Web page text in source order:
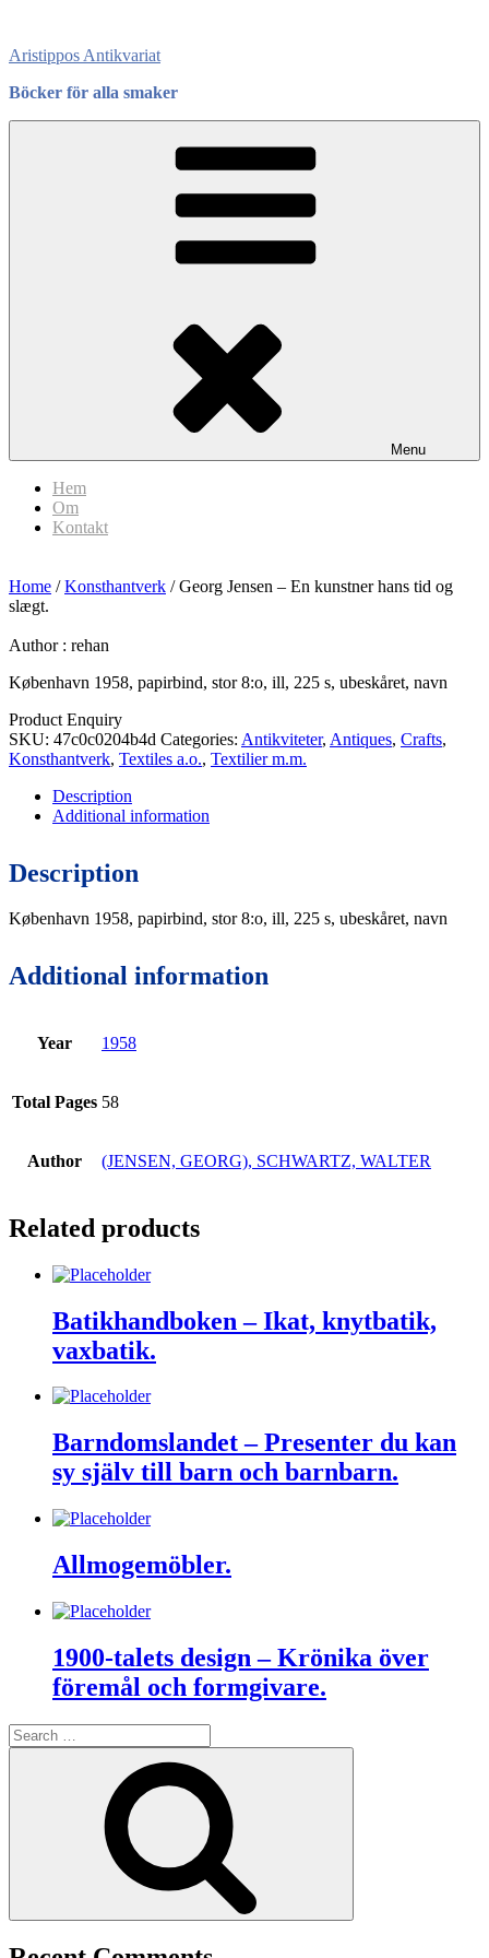
content
Aristippos Antikvariat
Böcker för alla smaker
Menu
Hem
Om
Kontakt
Home /Konsthantverk / Georg Jensen – En kunstner hans tid og
slægt.
Author : rehan
København 1958, papirbind, stor 8:o, ill, 225 s, ubeskåret, navn
Product Enquiry
SKU: 47c0c0204b4d Categories: Antikviteter, Antiques, Crafts,
Konsthantverk, Textiles a.o., Textilier m.m.
Description
Additional information
Description
København 1958, papirbind, stor 8:o, ill, 225 s, ubeskåret, navn
Additional information
Year 1958
Total Pages 58
Author (JENSEN, GEORG), SCHWARTZ, WALTER
Related products
Batikhandboken – Ikat, knytbatik,
vaxbatik.
Barndomslandet – Presenter du kan
sy själv till barn och barnbarn.
Allmogemöbler.
1900-talets design – Krönika över
föremål och formgivare.
Search
for: